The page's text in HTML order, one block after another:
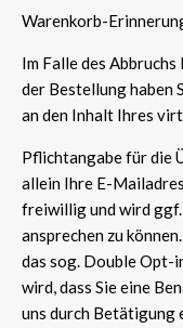
Warenkorb-
Im Falle des
der Bestellung haben
an den Inhalt Ihres
Pflichtangabe für die
allein Ihre E-
freiwillig und wird ggf.
ansprechen zu
das sog. Double Opt-
wird, dass Sie eine
uns durch Betätigung